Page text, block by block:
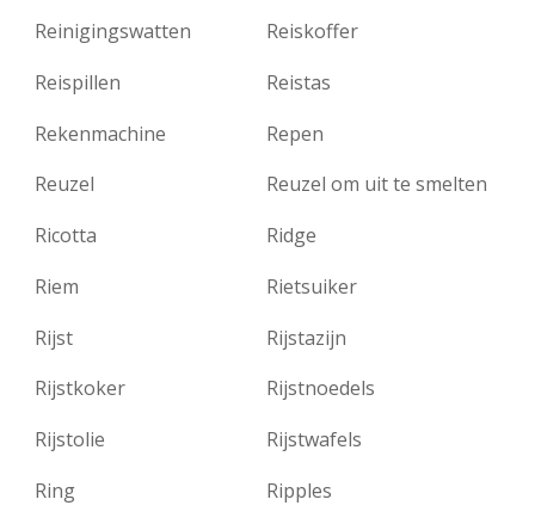
Reinigingswatten
Reiskoffer
Reispillen
Reistas
Rekenmachine
Repen
Reuzel
Reuzel om uit te smelten
Ricotta
Ridge
Riem
Rietsuiker
Rijst
Rijstazijn
Rijstkoker
Rijstnoedels
Rijstolie
Rijstwafels
Ring
Ripples